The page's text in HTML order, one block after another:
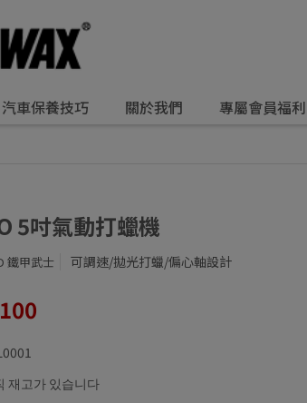
汽車保養技巧 關於我們 專屬會員福利
5吋氣動打蠟機
鐵甲武士 可調速/拋光打蠟/偏心軸設計
재고가 있습니다